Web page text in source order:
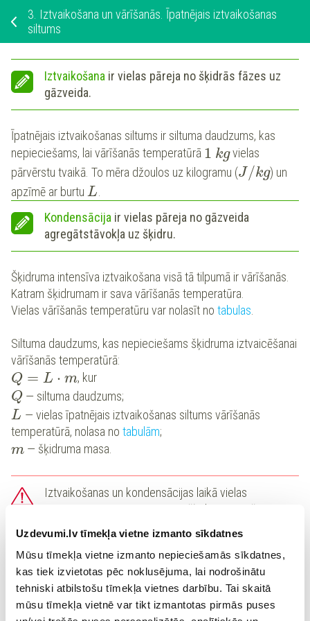
Uzdevumi.lv tīmekļa vietne izmanto sīkdatnes
Mūsu tīmekļa vietne izmanto nepieciešamās sīkdatnes,
kas tiek izvietotas pēc noklusējuma, lai nodrošinātu
tehniski atbilstošu tīmekļa vietnes darbību. Tai skaitā
mūsu tīmekļa vietnē var tikt izmantotas pirmās puses
3. Iztvaikošana un vārīšanās. Īpatnējais iztvaikošanas
siltums
Iztvaikošana ir vielas pāreja no šķidrās fāzes uz
gāzveida.
Īpatnējais iztvaikošanas siltums ir siltuma daudzums, kas
nepieciešams, lai vārīšanās temperatūrā 1 kgvielas
pārvērstu tvaikā. To mēra džoulos uz kilogramu (J/kg) un
apzīmē ar burtu L
Kondensācija ir vielas pāreja no gāzveida
agregātstāvokļa uz šķidru.
Šķidruma intensīva iztvaikošana visā tā tilpumā ir vārīšanās.
Katram šķidrumam ir sava vārīšanās temperatūra.
Vielas vārīšanās temperatūru var nolasīt no tabulas.
Siltuma daudzums, kas nepieciešams šķidruma iztvaicēšanai
vārīšanās temperatūrā:
Q = L ⋅ m, kur
Q — siltuma daudzums;
L — vielas īpatnējais iztvaikošanas siltums vārīšanās
temperatūrā, nolasa no tabulām;
m— šķidruma masa.
Iztvaikošanas un kondensācijas laikā vielas
temperatūra ir nemainīga, tā ir šķidruma vārīšanās
Risinot uzdevumu, ir svarīgi zināt, vai viela ir dota vārīšanās
temperatūrā vai arī tā ir jāsilda vai jāatdzesē līdz vārīšanās
temperatūrai. Uzskatāmības dēļ, parasti zīmēgrafiku: